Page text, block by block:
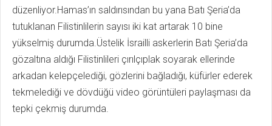
düzenliyor.Hamas’ın saldırısından bu yana Batı Şeria’da
tutuklanan Filistinlilerin sayısı iki kat artarak 10 bine
yükselmiş durumda.Üstelik İsrailli askerlerin Batı Şeria’da
gözaltına aldığı Filistinlileri çırılçıplak soyarak ellerinde
arkadan kelepçelediği, gözlerini bağladığı, küfürler ederek
tekmelediği ve dövdüğü video görüntüleri paylaşması da
tepki çekmiş durumda.